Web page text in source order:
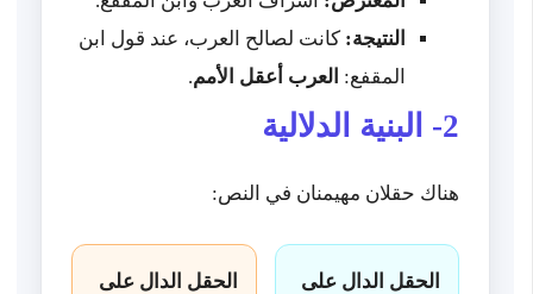
النتيجة: كانت لصالح العرب، عند قول ابن
المقفع: العرب أعقل الأمم.
2- البنية الدلالية
هناك حقلان مهيمنان في النص:
الحقل الدال على
الحقل الدال على